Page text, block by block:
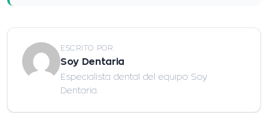
ESCRITO POR
Soy Dentaria
Especialista dental del equipo Soy
Dentaria.